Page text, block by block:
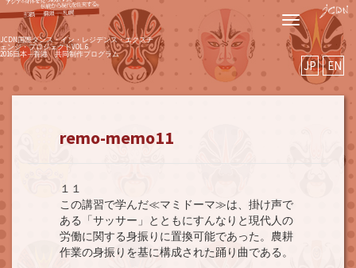
JCDN国際ダンス・イン・レジデンス・エクスチ
ェンジ・プロジェクトVOL.6
2016日本―香港 共同制作プログラム
ナ
ビ
ゲ
ーJP EN
remo-memo11
１１
この講習で学んだ≪マミドーマ≫は、掛け声で
ある「サッサー」とともにすんなりと現代人の
労働に関する身振りに置換可能であった。農耕
作業の身振りを基に構成された踊り曲である。